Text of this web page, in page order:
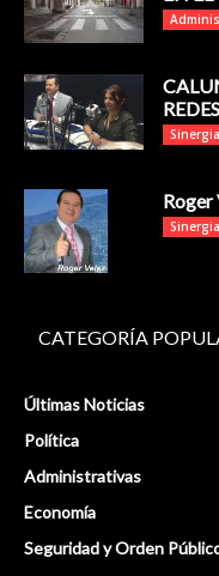
Roger
Sinergia
CATEGORÍA
Últimas Noticias
Política
Administrativas
Economía
Seguridad y Orden